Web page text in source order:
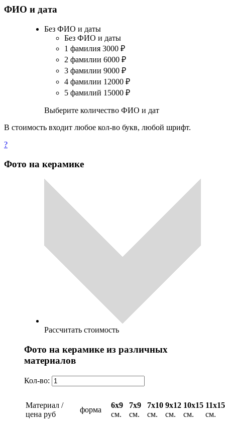
ФИО и дата
Без ФИО и даты
Без ФИО и даты
1 фамилия 3000 ₽
2 фамилии 6000 ₽
3 фамилии 9000 ₽
4 фамилии 12000 ₽
5 фамилий 15000 ₽
Выберите количество ФИО и дат
В стоимость входит любое кол-во букв, любой шрифт.
?
Фото на керамике
Рассчитать стоимость
Фото на керамике из различных
материалов
Кол-во:
Материал /
цена руб
форма
6х9
см.
7х9
см.
7х10
см.
9х12
см.
10х15
см.
11х15
см.